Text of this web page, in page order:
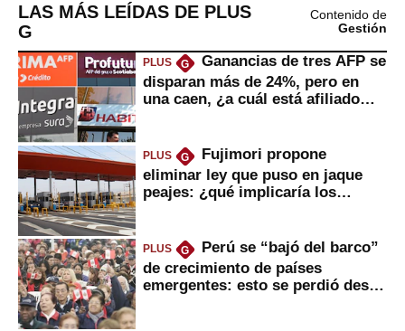
LAS MÁS LEÍDAS DE PLUS
G
Contenido de
Gestión
PLUS G
Ganancias de tres AFP se
disparan más de 24%, pero en
una caen, ¿a cuál está afiliado
PLUS G
Fujimori propone
eliminar ley que puso en jaque
peajes: ¿qué implicaría los
PLUS G
Perú se “bajó del barco”
de crecimiento de países
emergentes: esto se perdió desde